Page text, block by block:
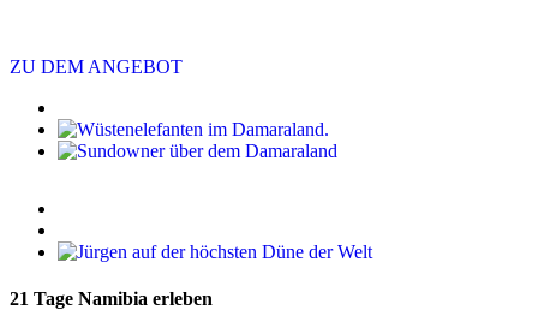
ZU DEM ANGEBOT
21 Tage Namibia erleben